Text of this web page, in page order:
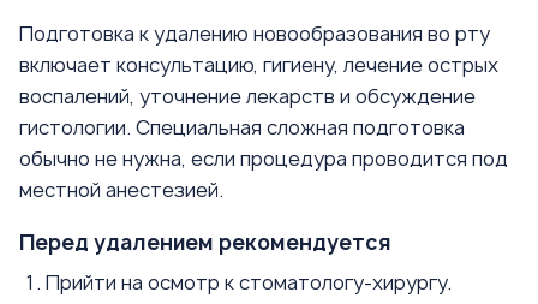
Подготовка к удалению новообразования во рту
включает консультацию, гигиену, лечение острых
воспалений, уточнение лекарств и обсуждение
гистологии. Специальная сложная подготовка
обычно не нужна, если процедура проводится под
местной анестезией.
Перед удалением рекомендуется
Прийти на осмотр к стоматологу-хирургу.